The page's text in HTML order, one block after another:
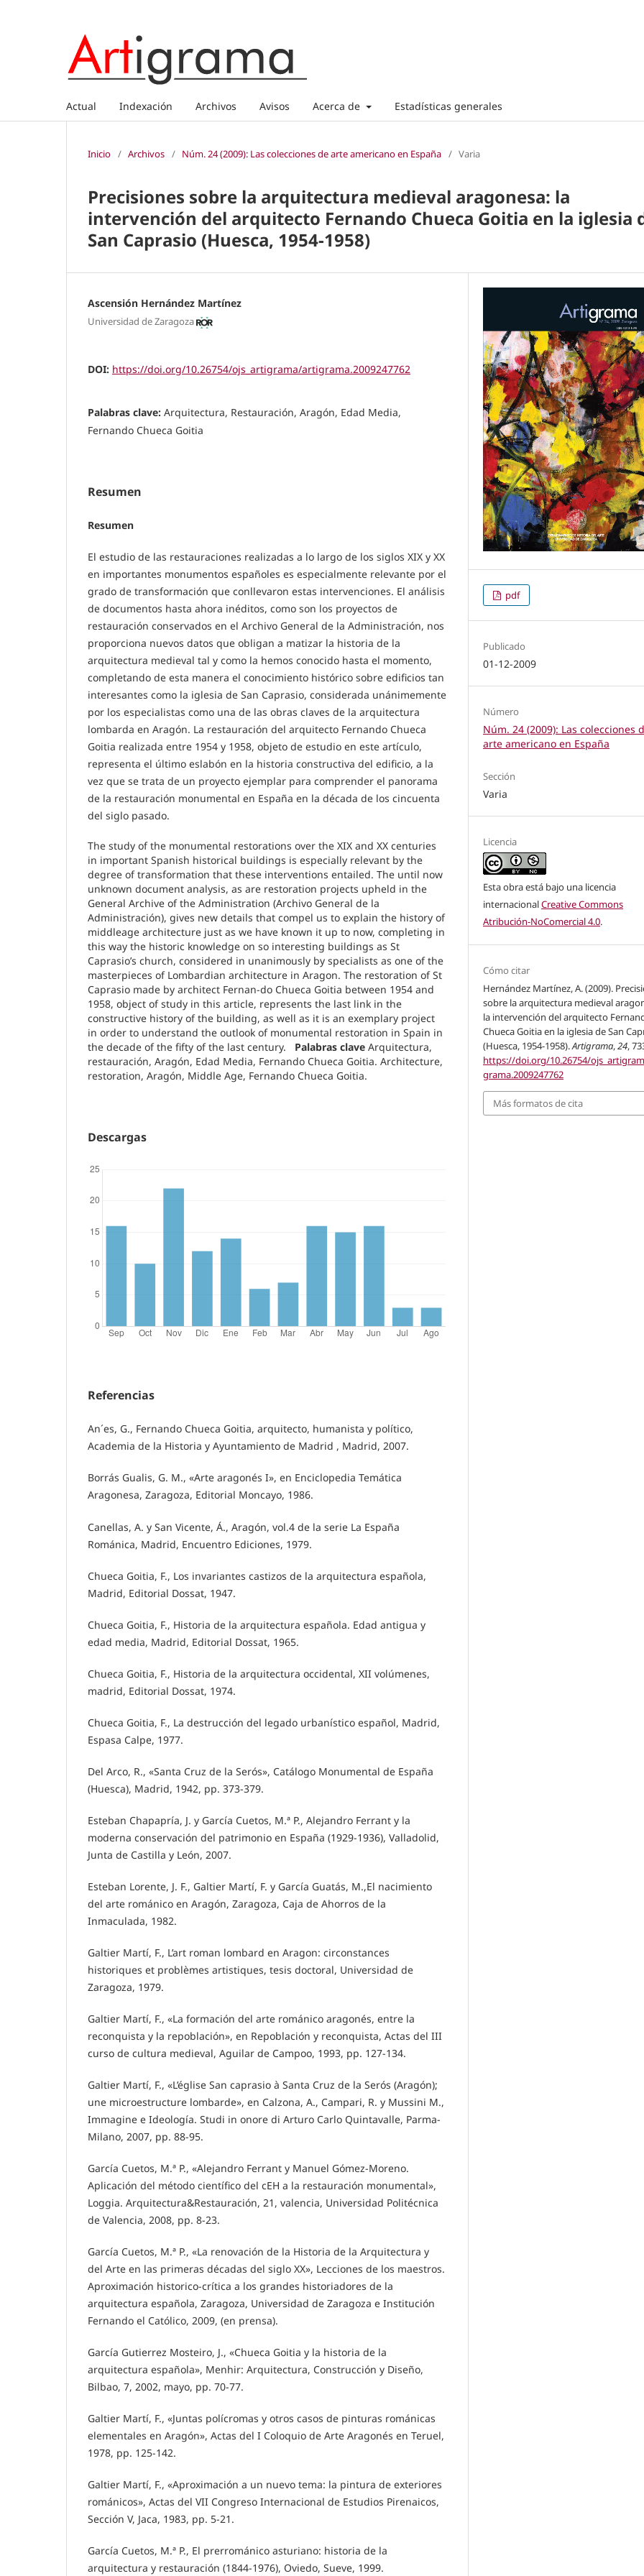
Actual Indexación Archivos Avisos Acerca de Estadísticas generales
Inicio / Archivos / Núm. 24 (2009): Las colecciones de arte americano en España / Varia
Precisiones sobre la arquitectura medieval aragonesa: la
intervención del arquitecto Fernando Chueca Goitia en la iglesia
San Caprasio (Huesca, 1954-1958)
Ascensión Hernández Martínez
Universidad de Zaragoza
DOI: https://doi.org/10.26754/ojs_artigrama/artigrama.2009247762
Palabras clave: Arquitectura, Restauración, Aragón, Edad Media,
Fernando Chueca Goitia
Resumen
Resumen
El estudio de las restauraciones realizadas a lo largo de los siglos XIX y XX
en importantes monumentos españoles es especialmente relevante por el
grado de transformación que conllevaron estas intervenciones. El análisis
de documentos hasta ahora inéditos, como son los proyectos de
restauración conservados en el Archivo General de la Administración, nos
proporciona nuevos datos que obligan a matizar la historia de la
arquitectura medieval tal y como la hemos conocido hasta el momento,
completando de esta manera el conocimiento histórico sobre edificios tan
interesantes como la iglesia de San Caprasio, considerada unánimemente
por los especialistas como una de las obras claves de la arquitectura
lombarda en Aragón. La restauración del arquitecto Fernando Chueca
Goitia realizada entre 1954 y 1958, objeto de estudio en este artículo,
representa el último eslabón en la historia constructiva del edificio, a la
vez que se trata de un proyecto ejemplar para comprender el panorama
de la restauración monumental en España en la década de los cincuenta
del siglo pasado.
The study of the monumental restorations over the XIX and XX centuries
in important Spanish historical buildings is especially relevant by the
degree of transformation that these interventions entailed. The until now
unknown document analysis, as are restoration projects upheld in the
General Archive of the Administration (Archivo General de la
Administración), gives new details that compel us to explain the history of
middleage architecture just as we have known it up to now, completing in
this way the historic knowledge on so interesting buildings as St
Caprasio’s church, considered in unanimously by specialists as one of the
masterpieces of Lombardian architecture in Aragon. The restoration of St
Caprasio made by architect Fernan-do Chueca Goitia between 1954 and
1958, object of study in this article, represents the last link in the
constructive history of the building, as well as it is an exemplary project
in order to understand the outlook of monumental restoration in Spain in
the decade of the fifty of the last century. Palabras clave Arquitectura,
restauración, Aragón, Edad Media, Fernando Chueca Goitia. Architecture,
restoration, Aragón, Middle Age, Fernando Chueca Goitia.
Descargas
Referencias
An´es, G., Fernando Chueca Goitia, arquitecto, humanista y político,
Academia de la Historia y Ayuntamiento de Madrid , Madrid, 2007.
Borrás Gualis, G. M., «Arte aragonés I», en Enciclopedia Temática
Aragonesa, Zaragoza, Editorial Moncayo, 1986.
Canellas, A. y San Vicente, Á., Aragón, vol.4 de la serie La España
Románica, Madrid, Encuentro Ediciones, 1979.
Chueca Goitia, F., Los invariantes castizos de la arquitectura española,
Madrid, Editorial Dossat, 1947.
Chueca Goitia, F., Historia de la arquitectura española. Edad antigua y
edad media, Madrid, Editorial Dossat, 1965.
Chueca Goitia, F., Historia de la arquitectura occidental, XII volúmenes,
madrid, Editorial Dossat, 1974.
Chueca Goitia, F., La destrucción del legado urbanístico español, Madrid,
Espasa Calpe, 1977.
Del Arco, R., «Santa Cruz de la Serós», Catálogo Monumental de España
(Huesca), Madrid, 1942, pp. 373-379.
Esteban Chapapría, J. y García Cuetos, M.ª P., Alejandro Ferrant y la
moderna conservación del patrimonio en España (1929-1936), Valladolid,
Junta de Castilla y León, 2007.
Esteban Lorente, J. F., Galtier Martí, F. y García Guatás, M.,El nacimiento
del arte románico en Aragón, Zaragoza, Caja de Ahorros de la
Inmaculada, 1982.
Galtier Martí, F., L’art roman lombard en Aragon: circonstances
historiques et problèmes artistiques, tesis doctoral, Universidad de
Zaragoza, 1979.
Galtier Martí, F., «La formación del arte románico aragonés, entre la
reconquista y la repoblación», en Repoblación y reconquista, Actas del III
curso de cultura medieval, Aguilar de Campoo, 1993, pp. 127-134.
Galtier Martí, F., «L’église San caprasio à Santa Cruz de la Serós (Aragón);
une microestructure lombarde», en Calzona, A., Campari, R. y Mussini M.,
Immagine e Ideología. Studi in onore di Arturo Carlo Quintavalle, Parma-
Milano, 2007, pp. 88-95.
García Cuetos, M.ª P., «Alejandro Ferrant y Manuel Gómez-Moreno.
Aplicación del método científico del cEH a la restauración monumental»,
Loggia. Arquitectura&Restauración, 21, valencia, Universidad Politécnica
de Valencia, 2008, pp. 8-23.
García Cuetos, M.ª P., «La renovación de la Historia de la Arquitectura y
del Arte en las primeras décadas del siglo XX», Lecciones de los maestros.
Aproximación historico-crítica a los grandes historiadores de la
arquitectura española, Zaragoza, Universidad de Zaragoza e Institución
Fernando el Católico, 2009, (en prensa).
García Gutierrez Mosteiro, J., «Chueca Goitia y la historia de la
arquitectura española», Menhir: Arquitectura, Construcción y Diseño,
Bilbao, 7, 2002, mayo, pp. 70-77.
Galtier Martí, F., «Juntas polícromas y otros casos de pinturas románicas
elementales en Aragón», Actas del I Coloquio de Arte Aragonés en Teruel,
1978, pp. 125-142.
Galtier Martí, F., «Aproximación a un nuevo tema: la pintura de exteriores
románicos», Actas del VII Congreso Internacional de Estudios Pirenaicos,
Sección V, Jaca, 1983, pp. 5-21.
García Cuetos, M.ª P., El prerrománico asturiano: historia de la
arquitectura y restauración (1844-1976), Oviedo, Sueve, 1999.
pdf
Publicado
01-12-2009
Número
Núm. 24 (2009): Las colecciones
arte americano en España
Sección
Varia
Licencia
Esta obra está bajo una licencia
internacionalCreative Commons
Atribución-NoComercial 4.0.
Cómo citar
Hernández Martínez, A. (2009).
sobre la arquitectura medieval
la intervención del arquitecto
Chueca Goitia en la iglesia de San
(Huesca, 1954-1958).Artigrama,24,
https://doi.org/10.26754/
grama.2009247762
Más formatos de cita